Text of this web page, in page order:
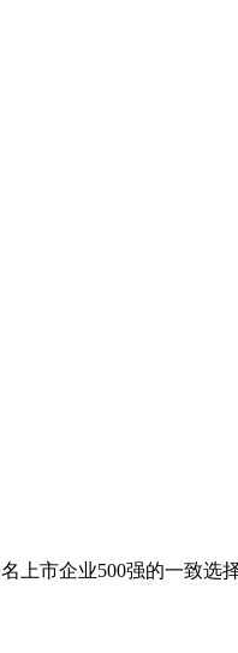
上市企业500强的一致